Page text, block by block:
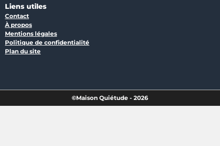
Liens utiles
Contact
À propos
Mentions légales
Politique de confidentialité
Plan du site
©Maison Quiétude - 2026